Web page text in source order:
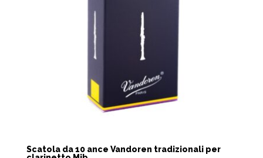
Scatola da 10 ance Vandoren tradizionali per